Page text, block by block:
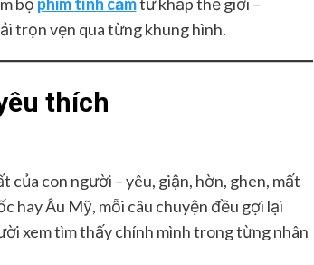
trọn vẹn qua từng khung hình.
thích
con người – yêu, giận, hờn, ghen, mất
hay Âu Mỹ, mỗi câu chuyện đều gợi lại
xem tìm thấy chính mình trong từng nhân